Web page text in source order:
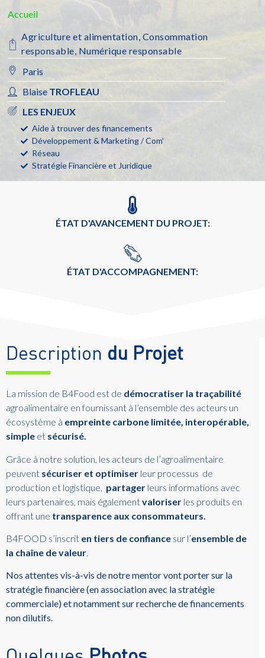
Accueil
Agriculture et alimentation, Consommation
responsable, Numérique responsable
Paris
Blaise TROFLEAU
LES ENJEUX
Aide à trouver des financements
Développement & Marketing / Com'
Réseau
Stratégie Financière et Juridique
ÉTAT D'AVANCEMENT DU PROJET:
ÉTAT D'ACCOMPAGNEMENT:
Description du Projet
La mission de B4Food est de démocratiser la traçabilité
agroalimentaire en fournissant à l’ensemble des acteurs un
écosystème à empreinte carbone limitée, interopérable,
simple et sécurisé.
Grâce à notre solution, les acteurs de l’agroalimentaire
peuvent sécuriser et optimiser leur processus de
production et logistique, partager leurs informations avec
leurs partenaires, mais égalementvaloriser les produits en
offrant une transparence aux consommateurs.
B4FOOD s’inscrit en tiers de confiance sur l’ensemble de
la chaîne de valeur.
Nos attentes vis-à-vis de notre mentor vont porter sur la
stratégie financière (en association avec la stratégie
commerciale) et notamment sur recherche de financements
non dilutifs.